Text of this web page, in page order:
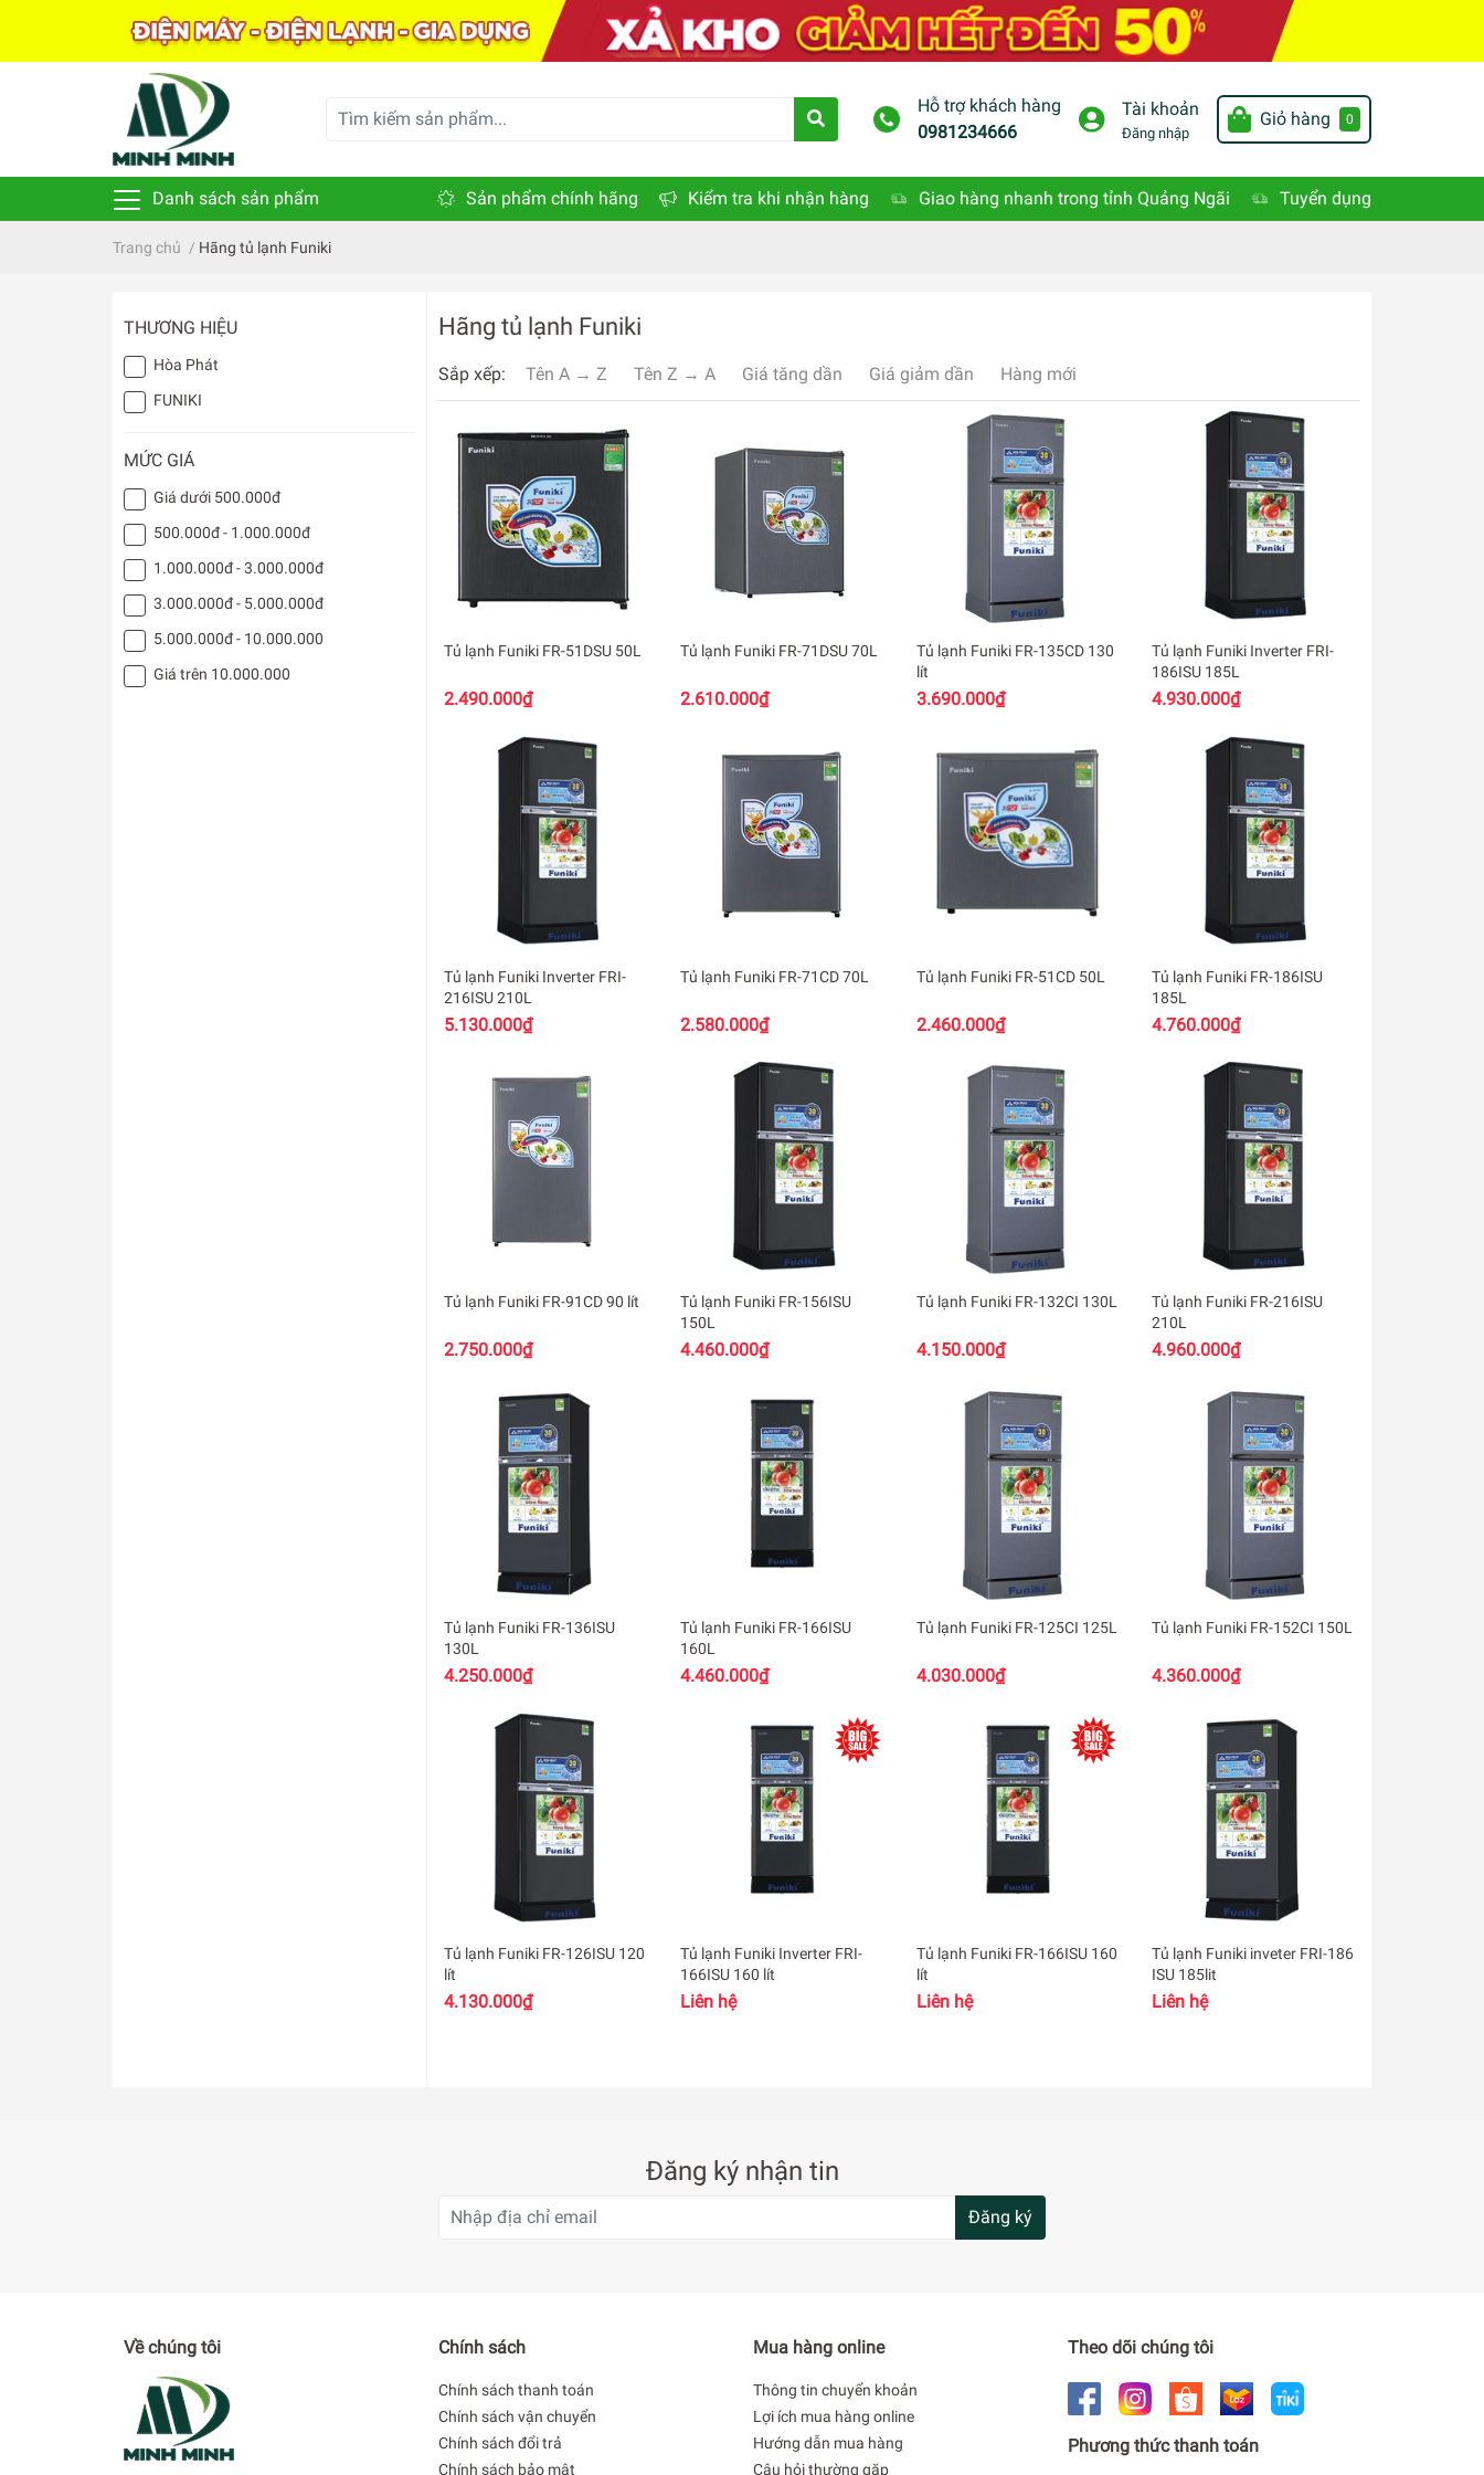
Hỗ trợ khách hàng
0981234666
Tài khoản
Đăng nhập
Giỏ hàng 0
Danh sách sản phẩm Sản phẩm chính hãng Kiểm tra khi nhận hàng Giao hàng nhanh trong tỉnh Quảng Ngãi Tuyển dụng
Trang chủ / Hãng tủ lạnh Funiki
Hãng tủ lạnh Funiki
Sắp xếp: Tên A → Z Tên Z → A Giá tăng dần Giá giảm dần Hàng mới
Tủ lạnh Funiki FR-51DSU 50L
2.490.000₫
Tủ lạnh Funiki FR-71DSU 70L
2.610.000₫
Tủ lạnh Funiki FR-135CD 130
lít
3.690.000₫
Tủ lạnh Funiki Inverter FRI-
186ISU 185L
4.930.000₫
Tủ lạnh Funiki Inverter FRI-
216ISU 210L
5.130.000₫
Tủ lạnh Funiki FR-71CD 70L
2.580.000₫
Tủ lạnh Funiki FR-51CD 50L
2.460.000₫
Tủ lạnh Funiki FR-186ISU
185L
4.760.000₫
Tủ lạnh Funiki FR-91CD 90 lít
2.750.000₫
Tủ lạnh Funiki FR-156ISU
150L
4.460.000₫
Tủ lạnh Funiki FR-132CI 130L
4.150.000₫
Tủ lạnh Funiki FR-216ISU
210L
4.960.000₫
Tủ lạnh Funiki FR-136ISU
130L
4.250.000₫
Tủ lạnh Funiki FR-166ISU
160L
4.460.000₫
Tủ lạnh Funiki FR-125CI 125L
4.030.000₫
Tủ lạnh Funiki FR-152CI 150L
4.360.000₫
Tủ lạnh Funiki FR-126ISU 120
lít
4.130.000₫
Tủ lạnh Funiki Inverter FRI-
166ISU 160 lít
Liên hệ
Tủ lạnh Funiki FR-166ISU 160
lít
Liên hệ
Tủ lạnh Funiki inveter FRI-186
ISU 185lit
Liên hệ
THƯƠNG HIỆU
Hòa Phát
FUNIKI
MỨC GIÁ
Giá dưới 500.000đ
500.000đ - 1.000.000đ
1.000.000đ - 3.000.000đ
3.000.000đ - 5.000.000đ
5.000.000đ - 10.000.000
Giá trên 10.000.000
Đăng ký nhận tin
Đăng ký
Về chúng tôi Chính sách
Chính sách thanh toán
Chính sách vận chuyển
Chính sách đổi trả
Chính sách bảo mật
Mua hàng online
Thông tin chuyển khoản
Lợi ích mua hàng online
Hướng dẫn mua hàng
Câu hỏi thường gặp
Theo dõi chúng tôi
Phương thức thanh toán